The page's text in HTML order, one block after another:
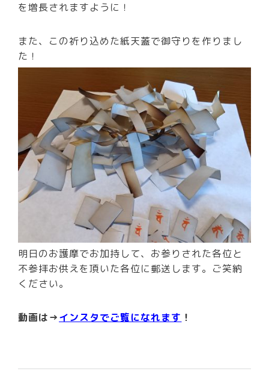
を増長されますように！
また、この祈り込めた紙天蓋で御守りを作りまし
た！
明日のお護摩でお加持して、お参りされた各位と
不参拝お供えを頂いた各位に郵送します。ご笑納
ください。
動画は→インスタでご覧になれます ！